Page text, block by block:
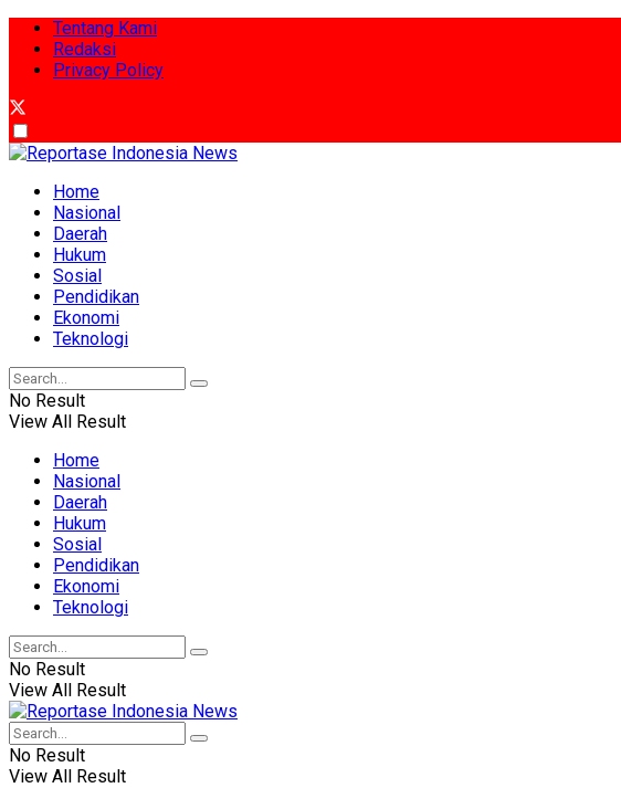
Tentang Kami
Redaksi
Privacy Policy
Home
Nasional
Daerah
Hukum
Sosial
Pendidikan
Ekonomi
Teknologi
No Result
View All Result
Home
Nasional
Daerah
Hukum
Sosial
Pendidikan
Ekonomi
Teknologi
No Result
View All Result
No Result
View All Result